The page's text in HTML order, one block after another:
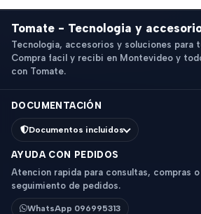
Tomate - Tecnologia y
Tecnologia, accesorios y soluciones para
Compra facil y recibi en Montevideo y
con Tomate.
DOCUMENTACIÓN
Documentos incluidos
AYUDA CON PEDIDOS
Atencion rapida para consultas, compras o
seguimiento de pedidos.
WhatsApp 096995313